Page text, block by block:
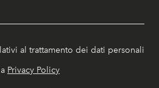
al trattamento dei dati personali
Privacy Policy